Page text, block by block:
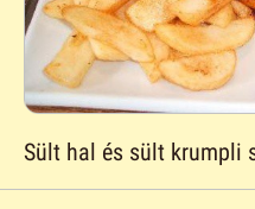
Sült hal és sült krumpli